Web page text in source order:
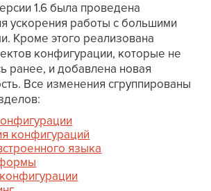
1.6 была проведена
ускорения работы с большими
Кроме этого реализована
конфигурации, которые не
ранее, и добавлена новая
Все изменения сгруппированы
конфигураций
языка